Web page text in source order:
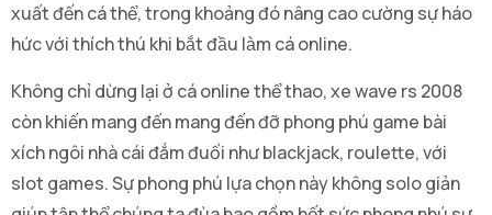
xuất đến cá thể, trong khoảng đó nâng cao cường sự háo
hức với thích thú khi bắt đầu làm cá online.
Không chỉ dừng lại ở cá online thể thao, xe wave rs 2008
còn khiến mang đến mang đến đỡ phong phú game bài
xích ngôi nhà cái đắm đuối như blackjack, roulette, với
slot games. Sự phong phú lựa chọn này không solo giản